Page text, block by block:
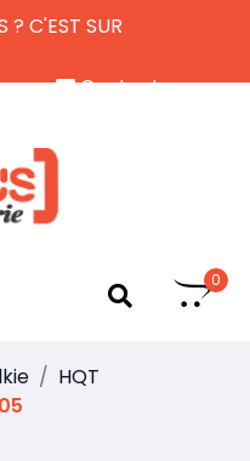
? C'EST SUR
Contactez-nous
0
HQT